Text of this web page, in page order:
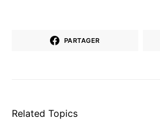
PARTAGER
Related Topics